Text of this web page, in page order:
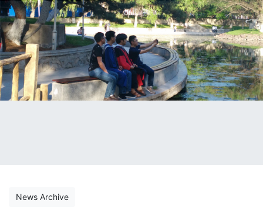
News Archive